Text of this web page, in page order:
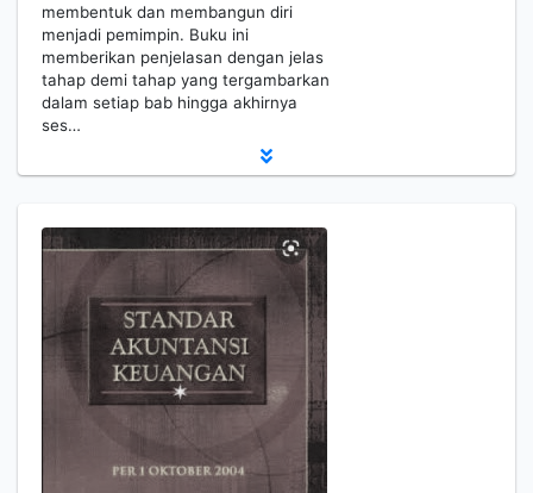
membentuk dan membangun diri
menjadi pemimpin. Buku ini
memberikan penjelasan dengan jelas
tahap demi tahap yang tergambarkan
dalam setiap bab hingga akhirnya
ses…